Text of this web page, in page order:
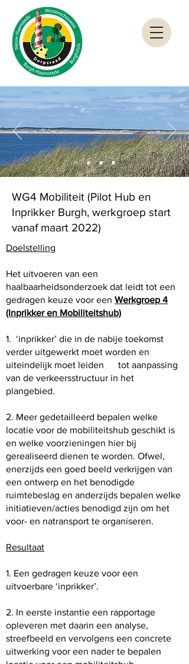
WG4 Mobiliteit (Pilot Hub en
Inprikker Burgh, werkgroep start
vanaf maart 2022)
Doelstelling
Het uitvoeren van een
haalbaarheidsonderzoek dat leidt tot een
gedragen keuze voor een Werkgroep 4
(Inprikker en Mobiliteitshub)
1. ‘inprikker’ die in de nabije toekomst
verder uitgewerkt moet worden en
uiteindelijk moet leiden tot aanpassing
van de verkeersstructuur in het
plangebied.
2. Meer gedetailleerd bepalen welke
locatie voor de mobiliteitshub geschikt is
en welke voorzieningen hier bij
gerealiseerd dienen te worden. Ofwel,
enerzijds een goed beeld verkrijgen van
een ontwerp en het benodigde
ruimtebeslag en anderzijds bepalen welke
initiatieven/acties benodigd zijn om het
voor- en natransport te organiseren.
Resultaat
1. Een gedragen keuze voor een
uitvoerbare ‘inprikker’.
2. In eerste instantie een rapportage
opleveren met daarin een analyse,
streefbeeld en vervolgens een concrete
uitwerking voor een nader te bepalen